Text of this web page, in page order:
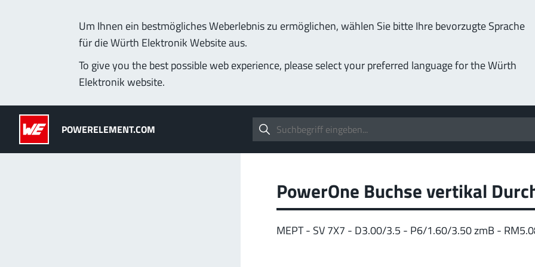
Um Ihnen ein bestmögliches Weberlebnis zu ermöglichen, wählen Sie bitte Ihre bevorzugte Sprache
für die Würth Elektronik Website aus.
To give you the best possible web experience, please select your preferred language for the Würth
Elektronik website.
POWERELEMENT.COM
Anwendungen Technologie Lead-Free Service & Support Unternehmen
PowerOne Buchse vertikal
MEPT - SV 7X7 - D3.00/3.5 - P6/1.60/3.50 zmB -
Powerelemente
PowerBusbars
PowerSockets
MPFT, THT, THR, SMT Schrauben
Bis 1000 A